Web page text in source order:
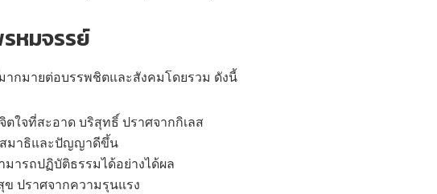
หมจรรย์
กมายต่อบรรพชิตและสังคมโดยรวม ดังนี้
ใจที่สะอาด บริสุทธิ์ ปราศจากกิเลส
มาธิและปัญญาดีขึ้น
ารถปฏิบัติธรรมได้อย่างได้ผล
ปราศจากความรุนแรง